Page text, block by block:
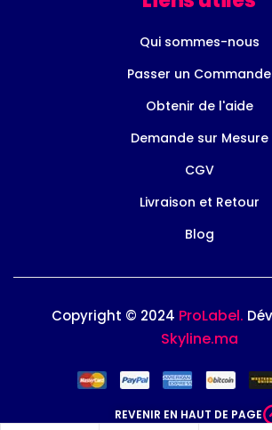
Qui sommes-nous
Passer un Commande
Obtenir de l'aide
Demande sur Mesure
CGV
Livraison et Retour
Blog
Copyright © 2024 ProLabel.
Skyline.ma
REVENIR EN HAUT DE PAGE